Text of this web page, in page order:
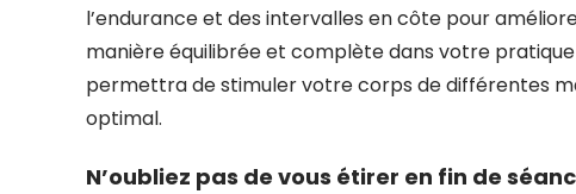
l’endurance et des intervalles en côte pour
manière équilibrée et complète dans votre
permettra de stimuler votre corps de différentes
optimal.
N’oubliez pas de vous étirer en fin de